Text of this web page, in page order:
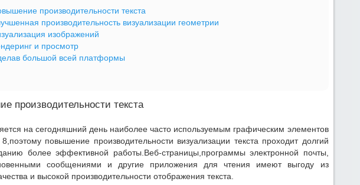
производительности текста
производительность визуализации геометрии
изображений
и просмотр
большой всей платформы
производительности текста
на сегодняшний день наиболее часто используемым графическим элементов
повышение производительности визуализации текста проходит долгий
более эффективной работы.Веб-страницы,программы электронной почты,
сообщениями и другие приложения для чтения имеют выгоду из
и высокой производительности отображения текста.